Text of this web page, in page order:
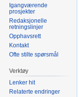
Igangværende
prosjekter
Redaksjonelle
retningslinjer
Opphavsrett
Kontakt
Ofte stilte spørsmål
Verktøy
Lenker hit
Relaterte endringer